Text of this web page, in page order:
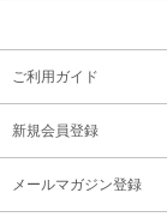
ご利用ガイド
新規会員登録
メールマガジン登録